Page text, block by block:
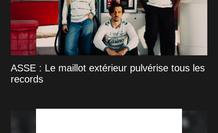
ASSE : Le maillot extérieur pulvérise tous les
records